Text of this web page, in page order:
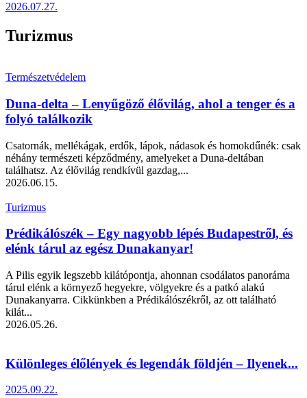
2026.07.27.
Turizmus
Természetvédelem
Duna-delta – Lenyűgöző élővilág, ahol a tenger és a
folyó találkozik
Csatornák, mellékágak, erdők, lápok, nádasok és homokdűnék: csak
néhány természeti képződmény, amelyeket a Duna-deltában
találhatsz. Az élővilág rendkívül gazdag,...
2026.06.15.
Turizmus
Prédikálószék – Egy nagyobb lépés Budapestről, és
elénk tárul az egész Dunakanyar!
A Pilis egyik legszebb kilátópontja, ahonnan csodálatos panoráma
tárul elénk a környező hegyekre, völgyekre és a patkó alakú
Dunakanyarra. Cikkünkben a Prédikálószékről, az ott található
kilát...
2026.05.26.
Különleges élőlények és legendák földjén – Ilyenek...
2025.09.22.